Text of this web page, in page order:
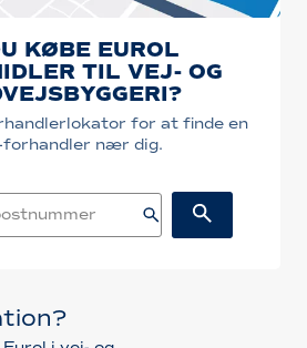
KØBE EUROL
TIL VEJ- OG
for at finde en
forhandler nær dig.